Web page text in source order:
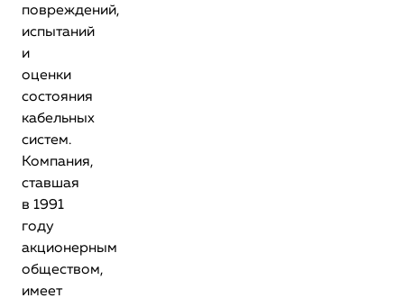
повреждений,
испытаний
и
оценки
состояния
кабельных
систем.
Компания,
ставшая
в 1991
году
акционерным
обществом,
имеет